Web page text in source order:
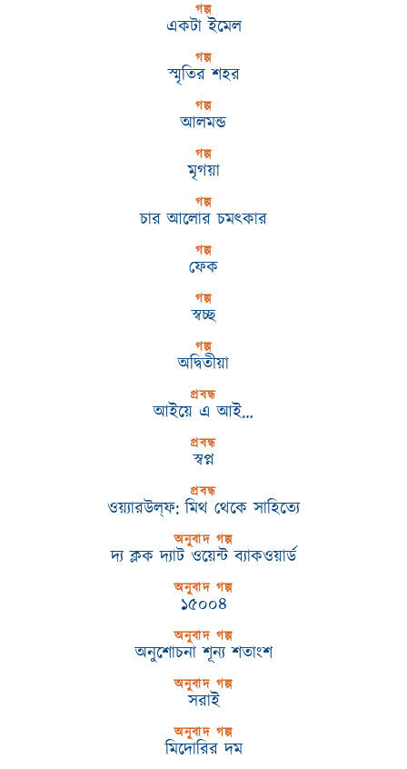
গল্প
একটা ইমেল
গল্প
স্মৃতির শহর
গল্প
আলমন্ড
গল্প
মৃগয়া
গল্প
চার আলোর চমৎকার
গল্প
ফেক
গল্প
স্বচ্ছ
গল্প
অদ্বিতীয়া
প্রবন্ধ
আইয়ে এ আই…
প্রবন্ধ
স্বপ্ন
প্রবন্ধ
ওয়্যারউল্‌ফ: মিথ থেকে সাহিত্যে
অনুবাদ গল্প
দ্য ক্লক দ্যাট ওয়েন্ট ব্যাকওয়ার্ড
অনুবাদ গল্প
১৫০০৪
অনুবাদ গল্প
অনুশোচনা শূন্য শতাংশ
অনুবাদ গল্প
সরাই
অনুবাদ গল্প
মিদোরির দম